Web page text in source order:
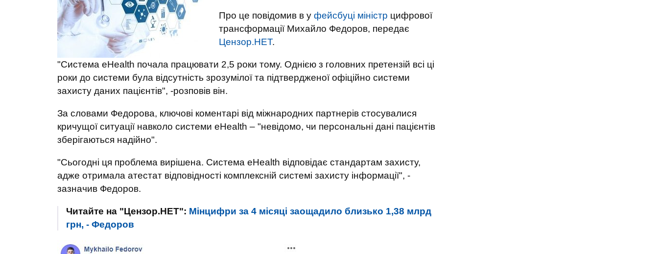
Про це повідомив в у фейсбуці міністр цифрової
трансформації Михайло Федоров, передає
Цензор.НЕТ.
"Система eHealth почала працювати 2,5 роки тому. Однією з головних претензій всі ці
роки до системи була відсутність зрозумілої та підтвердженої офіційно системи
захисту даних пацієнтів", -розповів він.
За словами Федорова, ключові коментарі від міжнародних партнерів стосувалися
кричущої ситуації навколо системи eHealth – "невідомо, чи персональні дані пацієнтів
зберігаються надійно".
"Сьогодні ця проблема вирішена. Система eHealth відповідає стандартам захисту,
адже отримала атестат відповідності комплексній системі захисту інформації", -
зазначив Федоров.
Читайте на "Цензор.НЕТ": Мінцифри за 4 місяці заощадило близько 1,38 млрд
грн, - Федоров